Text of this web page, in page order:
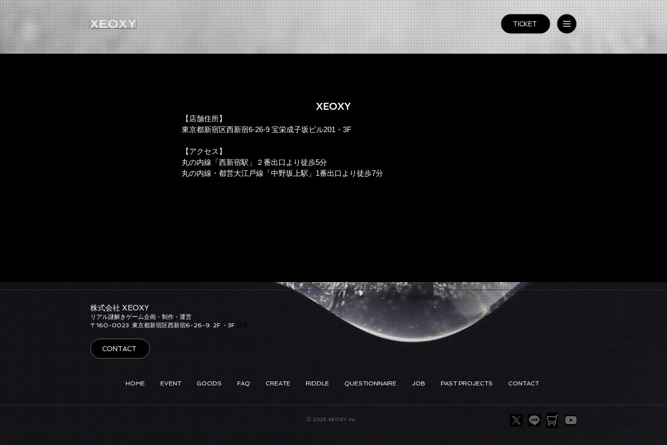
TICKET
XEOXY
【店舗住所】
東京都新宿区西新宿6-26-9 宝栄成子坂ビル201・3F​
【アクセス】
丸の内線「西新宿駅」２番出口より徒歩5分
丸の内線・都営大江戸線「中野坂上駅」1番出口より徒歩7分
株式会社 XEOXY​
リアル謎解きゲーム企画・制作・運営
​〒160-0023 東京都新宿区西新宿6-26-9 2F ・3F 日本
CONTACT
HOME EVENT GOODS FAQ CREATE RIDDLE QUESTIONNAIRE JOB PAST PROJECTS CONTACT
Ⓒ 2025 XEOXY Inc.